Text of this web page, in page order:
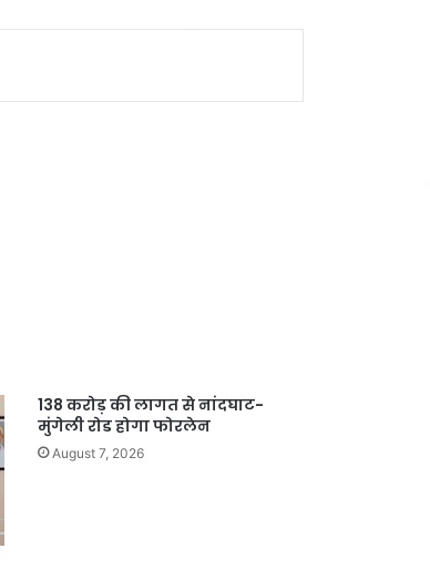
138 करोड़ की लागत से नांदघाट-
मुंगेली रोड होगा फोरलेन
August 7, 2026